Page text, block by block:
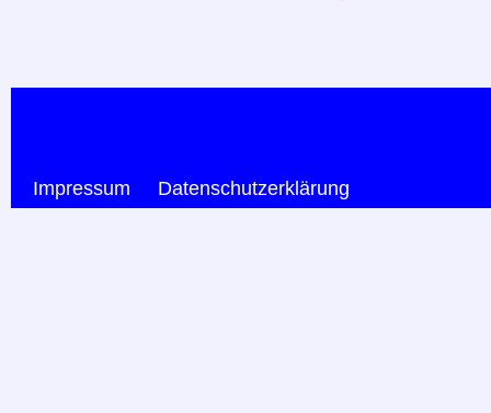
Impressum Datenschutzerklärung